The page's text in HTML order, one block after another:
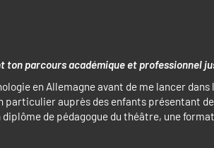
parcours académique et professionnel
en Allemagne avant de me lancer
particulier auprès des enfants présentant
de pédagogue du théâtre, une